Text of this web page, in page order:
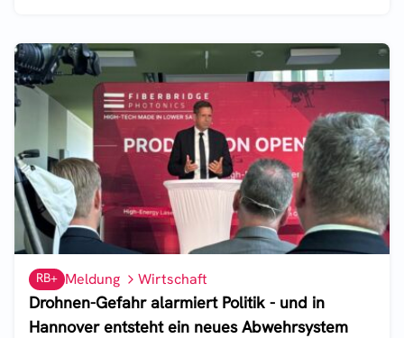
RB+ Meldung Wirtschaft
Drohnen-Gefahr alarmiert Politik - und in
Hannover entsteht ein neues Abwehrsystem